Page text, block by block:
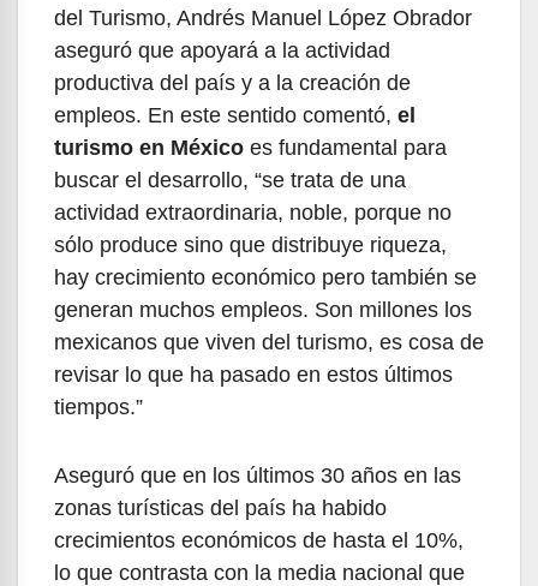
del Turismo, Andrés Manuel López Obrador
aseguró que apoyará a la actividad
productiva del país y a la creación de
empleos. En este sentido comentó, el
turismo en México es fundamental para
buscar el desarrollo, “se trata de una
actividad extraordinaria, noble, porque no
sólo produce sino que distribuye riqueza,
hay crecimiento económico pero también se
generan muchos empleos. Son millones los
mexicanos que viven del turismo, es cosa de
revisar lo que ha pasado en estos últimos
tiempos.”
Aseguró que en los últimos 30 años en las
zonas turísticas del país ha habido
crecimientos económicos de hasta el 10%,
lo que contrasta con la media nacional que